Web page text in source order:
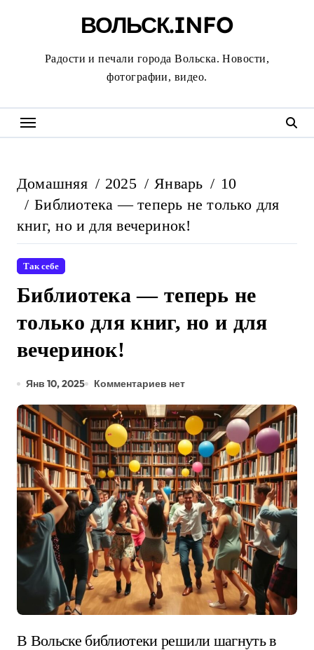
ВОЛЬСК.INFO
Радости и печали города Вольска. Новости,
фотографии, видео.
Домашняя 2025 Январь
10
Библиотека — теперь не только для
книг, но и для вечеринок!
Так себе
Библиотека — теперь не
только для книг, но и для
вечеринок!
Янв 10, 2025 Комментариев нет
В Вольске библиотеки решили шагнуть в